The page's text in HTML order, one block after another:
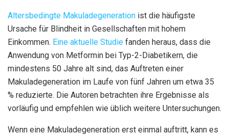
Altersbedingte Makuladegeneration ist die häufigste
Ursache für Blindheit in Gesellschaften mit hohem
Einkommen. Eine aktuelle Studie fanden heraus, dass die
Anwendung von Metformin bei Typ-2-Diabetikern, die
mindestens 50 Jahre alt sind, das Auftreten einer
Makuladegeneration im Laufe von fünf Jahren um etwa 35
% reduzierte. Die Autoren betrachten ihre Ergebnisse als
vorläufig und empfehlen wie üblich weitere Untersuchungen.
Wenn eine Makuladegeneration erst einmal auftritt, kann es